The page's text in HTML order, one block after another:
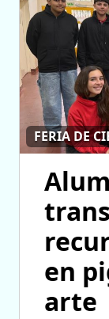
FERIA DE
en
arte